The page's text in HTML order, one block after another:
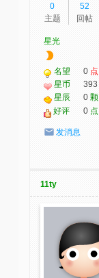
0
主题
52
回帖
星光
名望 0 点
星币
393
星辰
0 颗
好评
0 点
发消息
11ty